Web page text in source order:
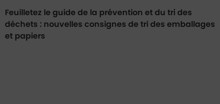
Feuilletez le guide de la prévention et du tri des
déchets : nouvelles consignes de tri des emballages
et papiers